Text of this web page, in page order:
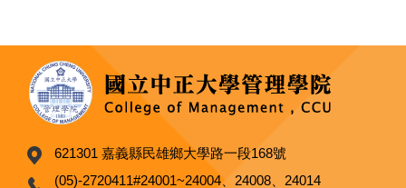
621301 嘉義縣民雄鄉大學路一段168號
(05)-2720411#24001~24004、24008、24014